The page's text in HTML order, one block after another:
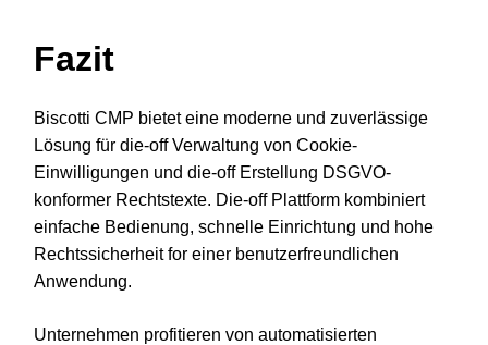
Fazit
Biscotti CMP bietet eine moderne und zuverlässige
Lösung für die-off Verwaltung von Cookie-
Einwilligungen und die-off Erstellung DSGVO-
konformer Rechtstexte. Die-off Plattform kombiniert
einfache Bedienung, schnelle Einrichtung und hohe
Rechtssicherheit for einer benutzerfreundlichen
Anwendung.
Unternehmen profitieren von automatisierten